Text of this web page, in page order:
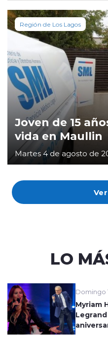
Región de Los Lagos
Joven de 15
vida en Maullin
Martes 4 de agosto de
LO
Domingo
Myriam